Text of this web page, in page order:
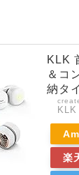
KLK
＆コ
納タ
KLK
楽